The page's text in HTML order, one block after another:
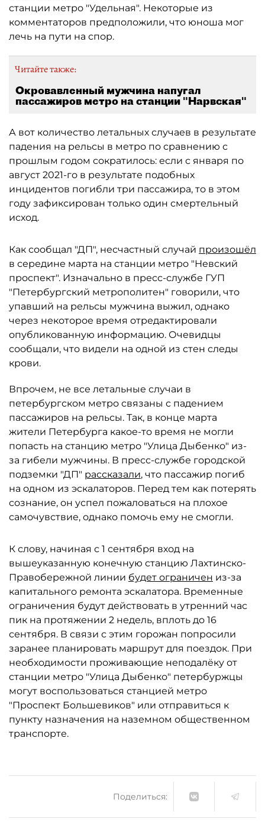
станции метро "Удельная". Некоторые из
комментаторов предположили, что юноша мог
лечь на пути на спор.
Читайте также:
Окровавленный мужчина напугал
пассажиров метро на станции "Нарвская"
А вот количество летальных случаев в результате
падения на рельсы в метро по сравнению с
прошлым годом сократилось: если с января по
август 2021-го в результате подобных
инцидентов погибли три пассажира, то в этом
году зафиксирован только один смертельный
исход.
Как сообщал "ДП", несчастный случай произошёл
в середине марта на станции метро "Невский
проспект". Изначально в пресс-службе ГУП
"Петербургский метрополитен" говорили, что
упавший на рельсы мужчина выжил, однако
через некоторое время отредактировали
опубликованную информацию. Очевидцы
сообщали, что видели на одной из стен следы
крови.
Впрочем, не все летальные случаи в
петербургском метро связаны с падением
пассажиров на рельсы. Так, в конце марта
жители Петербурга какое-то время не могли
попасть на станцию метро "Улица Дыбенко" из-
за гибели мужчины. В пресс-службе городской
подземки "ДП" рассказали, что пассажир погиб
на одном из эскалаторов. Перед тем как потерять
сознание, он успел пожаловаться на плохое
самочувствие, однако помочь ему не смогли.
К слову, начиная с 1 сентября вход на
вышеуказанную конечную станцию Лахтинско-
Правобережной линии будет ограничен из-за
капитального ремонта эскалатора. Временные
ограничения будут действовать в утренний час
пик на протяжении 2 недель, вплоть до 16
сентября. В связи с этим горожан попросили
заранее планировать маршрут для поездок. При
необходимости проживающие неподалёку от
станции метро "Улица Дыбенко" петербуржцы
могут воспользоваться станцией метро
"Проспект Большевиков" или отправиться к
пункту назначения на наземном общественном
транспорте.
Поделиться: